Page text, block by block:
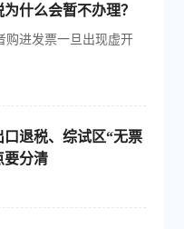
什么会暂不办理？
购进发票一旦出现虚开
退税、综试区“无票
要分清